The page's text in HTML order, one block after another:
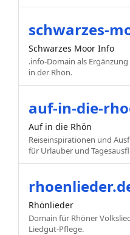
schwarzes-
Schwarzes Moor Info
.info-Domain als
in der Rhön.
auf-in-die-
Auf in die Rhön
Reiseinspirationen und
für Urlauber und
Rhönlieder
Domain für Rhöner
Liedgut-Pflege.